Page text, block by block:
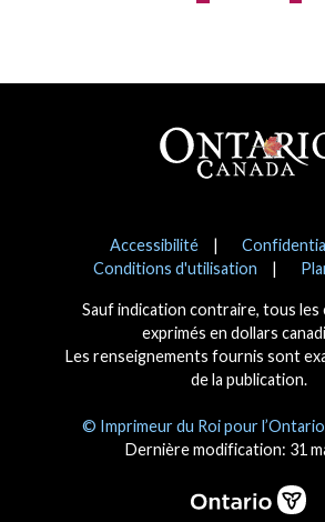
Pied de page
AvisAccessibilité
Conditions d'utilisation
Sauf indication contraire, tous
exprimés en dollars
Les renseignements fournis sont
de la publication.
© Imprimeur du Roi pour
Dernière modification: 31